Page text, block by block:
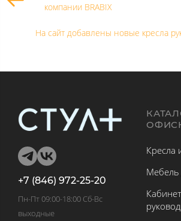
компании BRABIX
На сайт добавлены новые кресла
+7 (846) 972-25-20
Пн-Пт 09:00-18:00 Сб-Вс
выходные
Кресла
Мебель